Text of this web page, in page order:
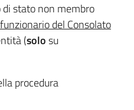
stato non membro
del Consolato
(solosu
procedura